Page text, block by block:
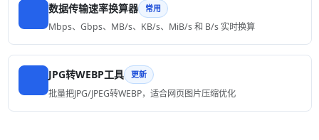
数据传输速率换算器 常用
Mbps、Gbps、MB/s、KB/s、MiB/s 和 B/s 实时换算
JPG转WEBP工具 更新
批量把JPG/JPEG转WEBP，适合网页图片压缩优化